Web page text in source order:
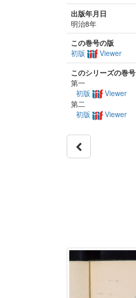
出版年月日
明治8年
この巻号の版
初版
Viewer
このシリーズの巻号
第一
初版
Viewer
第二
初版
Viewer